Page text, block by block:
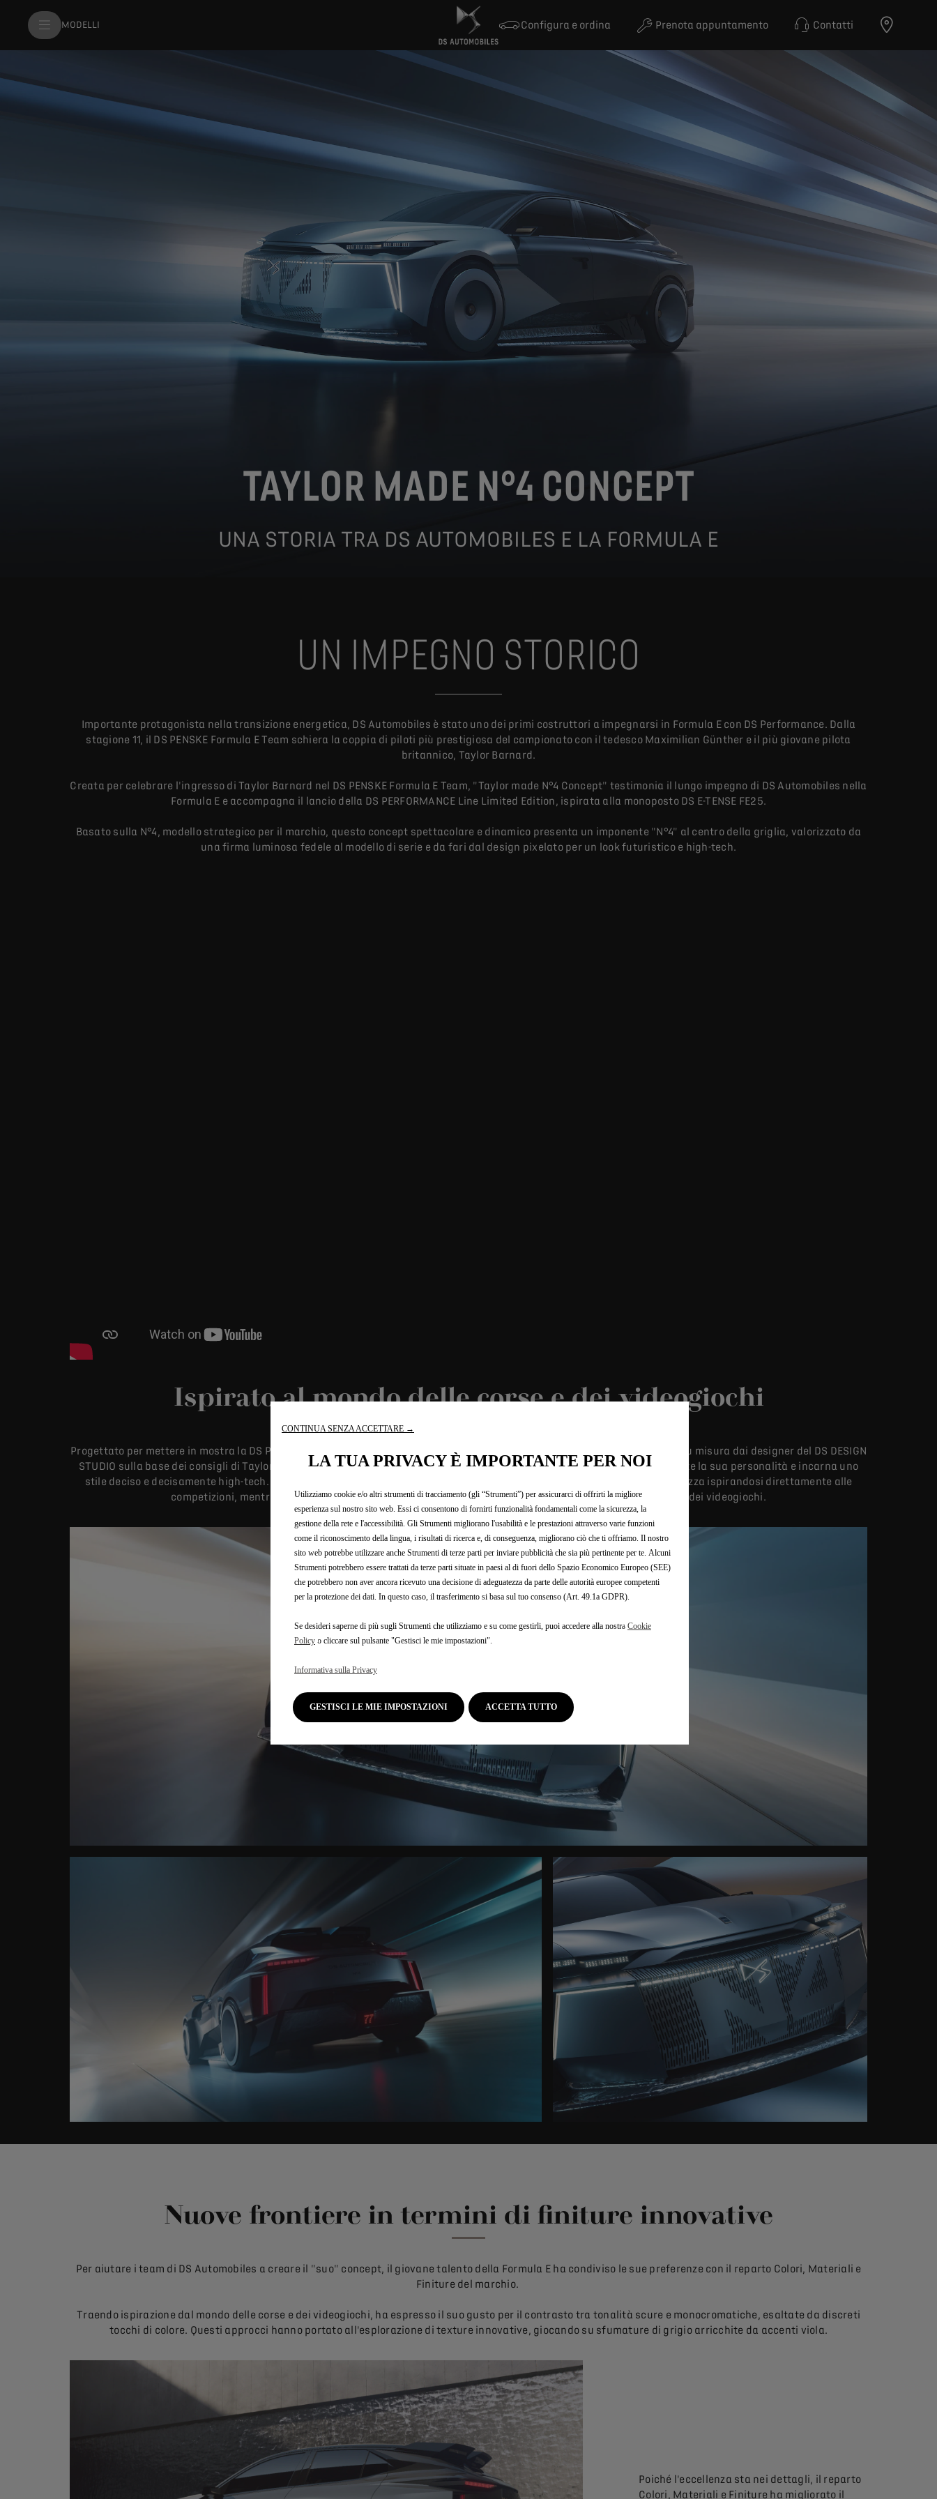
MODELLI Configura e ordina Prenota appuntamento Contatti
TAYLOR MADE N°4 CONCEPT
UNA STORIA TRA DS AUTOMOBILES E LA FORMULA E
UN IMPEGNO STORICO
Importante protagonista nella transizione energetica, DS Automobiles è stato uno dei primi costruttori a impegnarsi in Formula E con DS Performance. Dalla
stagione 11, il DS PENSKE Formula E Team schiera la coppia di piloti più prestigiosa del campionato con il tedesco Maximilian Günther e il più giovane pilota
britannico, Taylor Barnard.
Creata per celebrare l'ingresso di Taylor Barnard nel DS PENSKE Formula E Team, "Taylor made N°4 Concept" testimonia il lungo impegno di DS Automobiles nella
Formula E e accompagna il lancio della DS PERFORMANCE Line Limited Edition, ispirata alla monoposto DS E-TENSE FE25.
Basato sulla N°4, modello strategico per il marchio, questo concept spettacolare e dinamico presenta un imponente "N°4" al centro della griglia, valorizzato da
una firma luminosa fedele al modello di serie e da fari dal design pixelato per un look futuristico e high-tech.
Ispirato al mondo delle corse e dei videogiochi
Progettato per mettere in mostra la DS PERFORMANCE Line Limited Edition e sottolineare la forza del N°4, è stato realizzato su misura dai designer del DS DESIGN
STUDIO sulla base dei consigli di Taylor Barnard, giovane pilota del DS PENSKE Formula E Team. Questo modello unico riflette la sua personalità e incarna uno
stile deciso e decisamente high-tech. Il suo design elegante, ottimizzato per l'aerodinamica, esprime prestazioni e leggerezza ispirandosi direttamente alle
competizioni, mentre la sua silhouette ribassata e le carreggiate più larghe prendono spunto dal mondo dei videogiochi.
Nuove frontiere in termini di finiture innovative
Per aiutare i team di DS Automobiles a creare il "suo" concept, il giovane talento della Formula E ha condiviso le sue preferenze con il reparto Colori, Materiali e
Finiture del marchio.
Traendo ispirazione dal mondo delle corse e dei videogiochi, ha espresso il suo gusto per il contrasto tra tonalità scure e monocromatiche, esaltate da discreti
tocchi di colore. Questi approcci hanno portato all'esplorazione di texture innovative, giocando su sfumature di grigio arricchite da accenti viola.
Poiché l'eccellenza sta nei dettagli, il reparto
Colori, Materiali e Finiture ha migliorato il
CONTINUA SENZA ACCETTARE →
LA TUA PRIVACY È IMPORTANTE PER NOI
Utilizziamo cookie e/o altri strumenti di tracciamento (gli “Strumenti”) per assicurarci di offrirti la migliore
esperienza sul nostro sito web. Essi ci consentono di fornirti funzionalità fondamentali come la sicurezza, la
gestione della rete e l'accessibilità. Gli Strumenti migliorano l'usabilità e le prestazioni attraverso varie funzioni
come il riconoscimento della lingua, i risultati di ricerca e, di conseguenza, migliorano ciò che ti offriamo. Il nostro
sito web potrebbe utilizzare anche Strumenti di terze parti per inviare pubblicità che sia più pertinente per te. Alcuni
Strumenti potrebbero essere trattati da terze parti situate in paesi al di fuori dello Spazio Economico Europeo (SEE)
che potrebbero non aver ancora ricevuto una decisione di adeguatezza da parte delle autorità europee competenti
per la protezione dei dati. In questo caso, il trasferimento si basa sul tuo consenso (Art. 49.1a GDPR).
Se desideri saperne di più sugli Strumenti che utilizziamo e su come gestirli, puoi accedere alla nostra Cookie
Policy o cliccare sul pulsante "Gestisci le mie impostazioni".
Informativa sulla Privacy
GESTISCI LE MIE IMPOSTAZIONI ACCETTA TUTTO